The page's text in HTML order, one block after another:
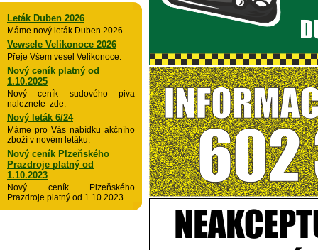
Leták Duben 2026
Máme nový leták Duben 2026
Vewsele Velikonoce 2026
Přeje Všem vesel Velikonoce.
Nový ceník platný od
1.10.2025
Nový ceník sudového piva
naleznete zde.
Nový leták 6/24
Máme pro Vás nabídku akčního
zboží v novém letáku.
Nový ceník Plzeňského
Prazdroje platný od
1.10.2023
Nový ceník Plzeňského
Prazdroje platný od 1.10.2023